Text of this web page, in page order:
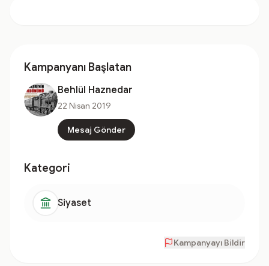
Kampanyanı Başlatan
Behlül Haznedar
22 Nisan 2019
Mesaj Gönder
Kategori
Siyaset
Kampanyayı Bildir